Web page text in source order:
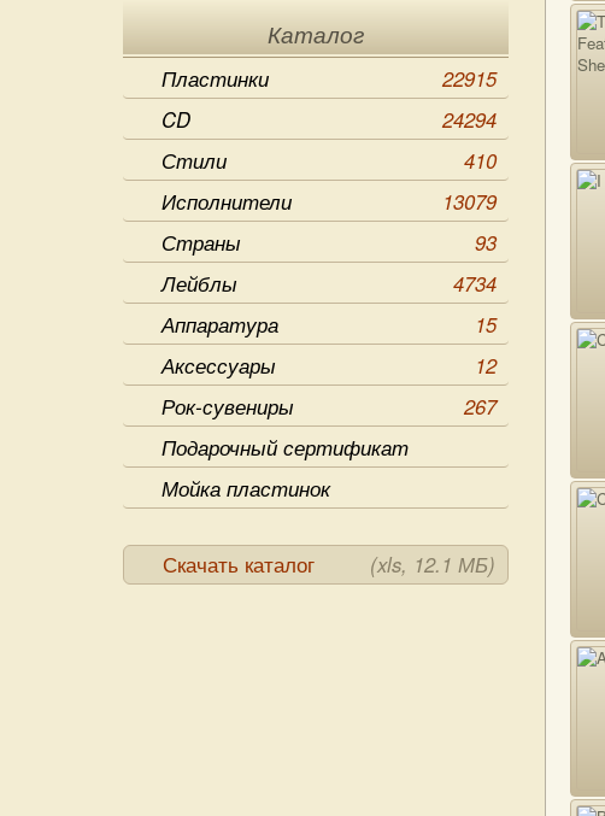
Каталог
Пластинки
22915
CD
24294
Стили
410
Исполнители
13079
Страны
93
Лейблы
4734
Аппаратура
15
Аксессуары
12
Рок-сувениры
267
Подарочный сертификат
Мойка пластинок
Скачать каталог (xls, 12.1 МБ)